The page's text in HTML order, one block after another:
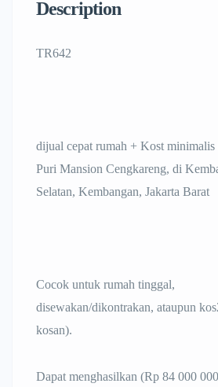
Description
TR642
dijual cepat rumah + Kost minimalis
Puri Mansion Cengkareng, di
Selatan, Kembangan, Jakarta Barat
Cocok untuk rumah tinggal,
disewakan/dikontrakan, ataupun
kosan).
Dapat menghasilkan (Rp 84 000